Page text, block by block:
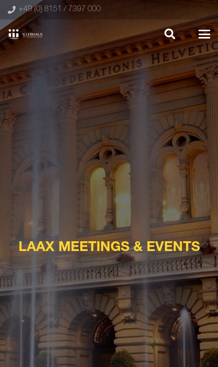
+49 (0) 8151 / 7397 000
LAAX MEETINGS & EVENTS